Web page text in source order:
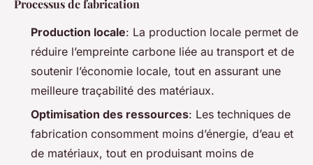
Processus de fabrication
Production locale: La production locale permet de
réduire l’empreinte carbone liée au transport et de
soutenir l’économie locale, tout en assurant une
meilleure traçabilité des matériaux.
Optimisation des ressources: Les techniques de
fabrication consomment moins d’énergie, d’eau et
de matériaux, tout en produisant moins de